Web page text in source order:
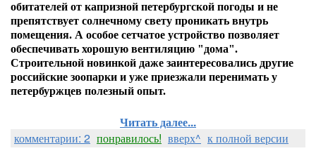
обитателей от капризной петербургской погоды и не
препятствует солнечному свету проникать внутрь
помещения. А особое сетчатое устройство позволяет
обеспечивать хорошую вентиляцию "дома".
Строительной новинкой даже заинтересовались другие
российские зоопарки и уже приезжали перенимать у
петербуржцев полезный опыт.
Читать далее...
комментарии: 2 понравилось! вверх^ к полной версии